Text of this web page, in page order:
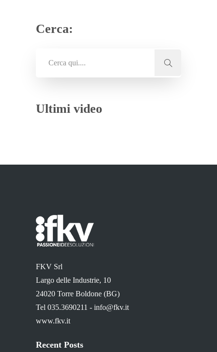
Cerca:
Ultimi video
FKV Srl
Largo delle Industrie, 10
24020 Torre Boldone (BG)
Tel 035.3690211 - info@fkv.it
www.fkv.it
Recent Posts